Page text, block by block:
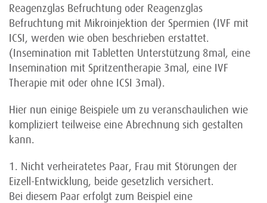
Reagenzglas Befruchtung oder Reagenzglas
Befruchtung mit Mikroinjektion der Spermien (IVF mit
ICSI, werden wie oben beschrieben erstattet.
(Insemination mit Tabletten Unterstützung 8mal, eine
Insemination mit Spritzentherapie 3mal, eine IVF
Therapie mit oder ohne ICSI 3mal).
Hier nun einige Beispiele um zu veranschaulichen wie
kompliziert teilweise eine Abrechnung sich gestalten
kann.
1. Nicht verheiratetes Paar, Frau mit Störungen der
Eizell-Entwicklung, beide gesetzlich versichert.
Bei diesem Paar erfolgt zum Beispiel eine